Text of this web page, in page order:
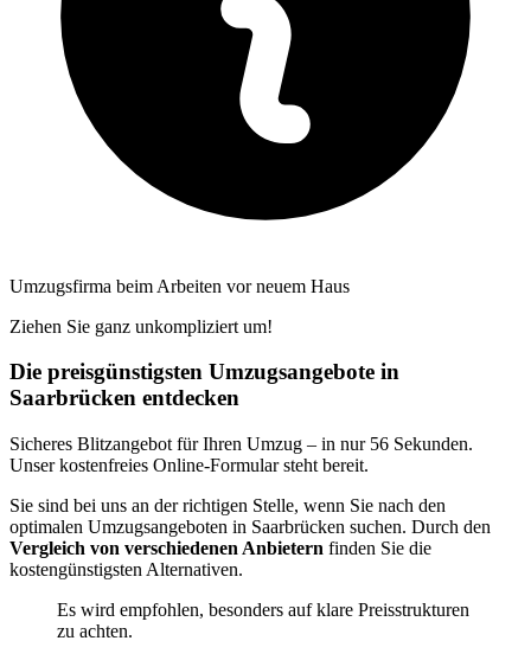
Umzugsfirma beim Arbeiten vor neuem Haus
Ziehen Sie ganz unkompliziert um!
Die preisgünstigsten Umzugsangebote in
Saarbrücken entdecken
Sicheres Blitzangebot für Ihren Umzug – in nur 56 Sekunden.
Unser kostenfreies Online-Formular steht bereit.
Sie sind bei uns an der richtigen Stelle, wenn Sie nach den
optimalen Umzugsangeboten in Saarbrücken suchen. Durch den
Vergleich von verschiedenen Anbietern finden Sie die
kostengünstigsten Alternativen.
Es wird empfohlen, besonders auf klare Preisstrukturen
zu achten.